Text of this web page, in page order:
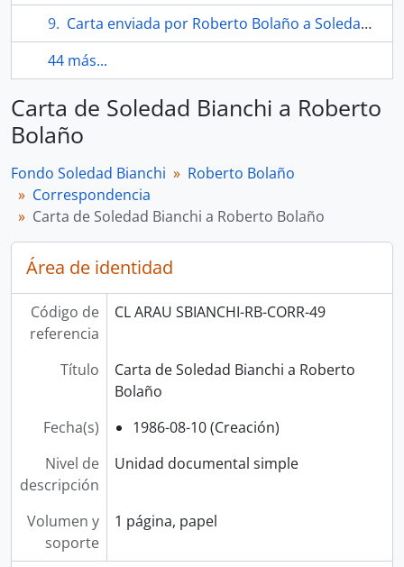
Carta enviada por Roberto Bolaño a Soledad Bianchi
44 más...
Carta de Soledad Bianchi a Roberto
Bolaño
Fondo Soledad Bianchi
Roberto Bolaño
Correspondencia
Carta de Soledad Bianchi a Roberto Bolaño
Área de identidad
Código de
referencia
CL ARAU SBIANCHI-RB-CORR-49
Título
Carta de Soledad Bianchi a Roberto
Bolaño
Fecha(s)
1986-08-10 (Creación)
Nivel de
descripción
Unidad documental simple
Volumen y
soporte
1 página, papel